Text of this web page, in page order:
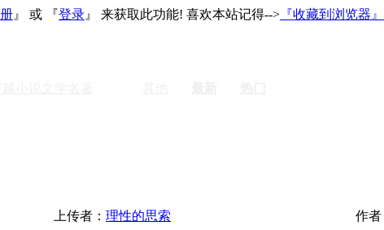
』 或 『登录 』 来获取此功能! 喜欢本站记得--> 『收藏到浏览器』
上传者： 理性的思索 作者